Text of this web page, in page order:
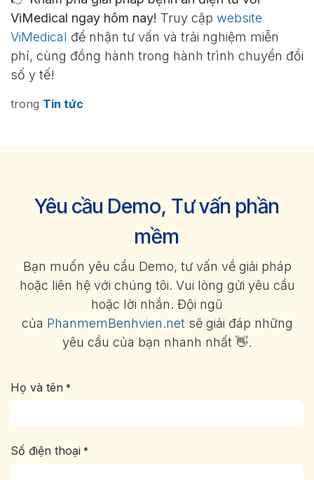
ViMedical ngay hôm nay! Truy cập website
ViMedical để nhận tư vấn và trải nghiệm miễn
phí, cùng đồng hành trong hành trình chuyển đổi
số y tế!
trong Tin tức
Yêu cầu Demo, Tư vấn phần
mềm
Bạn muốn yêu cầu Demo, tư vấn về giải pháp
hoặc liên hệ với chúng tôi. Vui lòng gửi yêu cầu
hoặc lời nhắn. Đội ngũ
của PhanmemBenhvien.net sẽ giải đáp những
yêu cầu của bạn nhanh nhất 👋.
Họ và tên *
Số điện thoại *